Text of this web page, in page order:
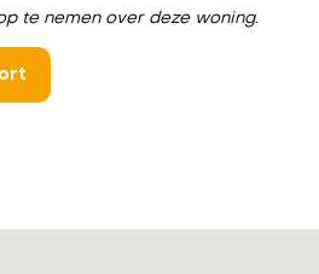
te nemen over deze woning.